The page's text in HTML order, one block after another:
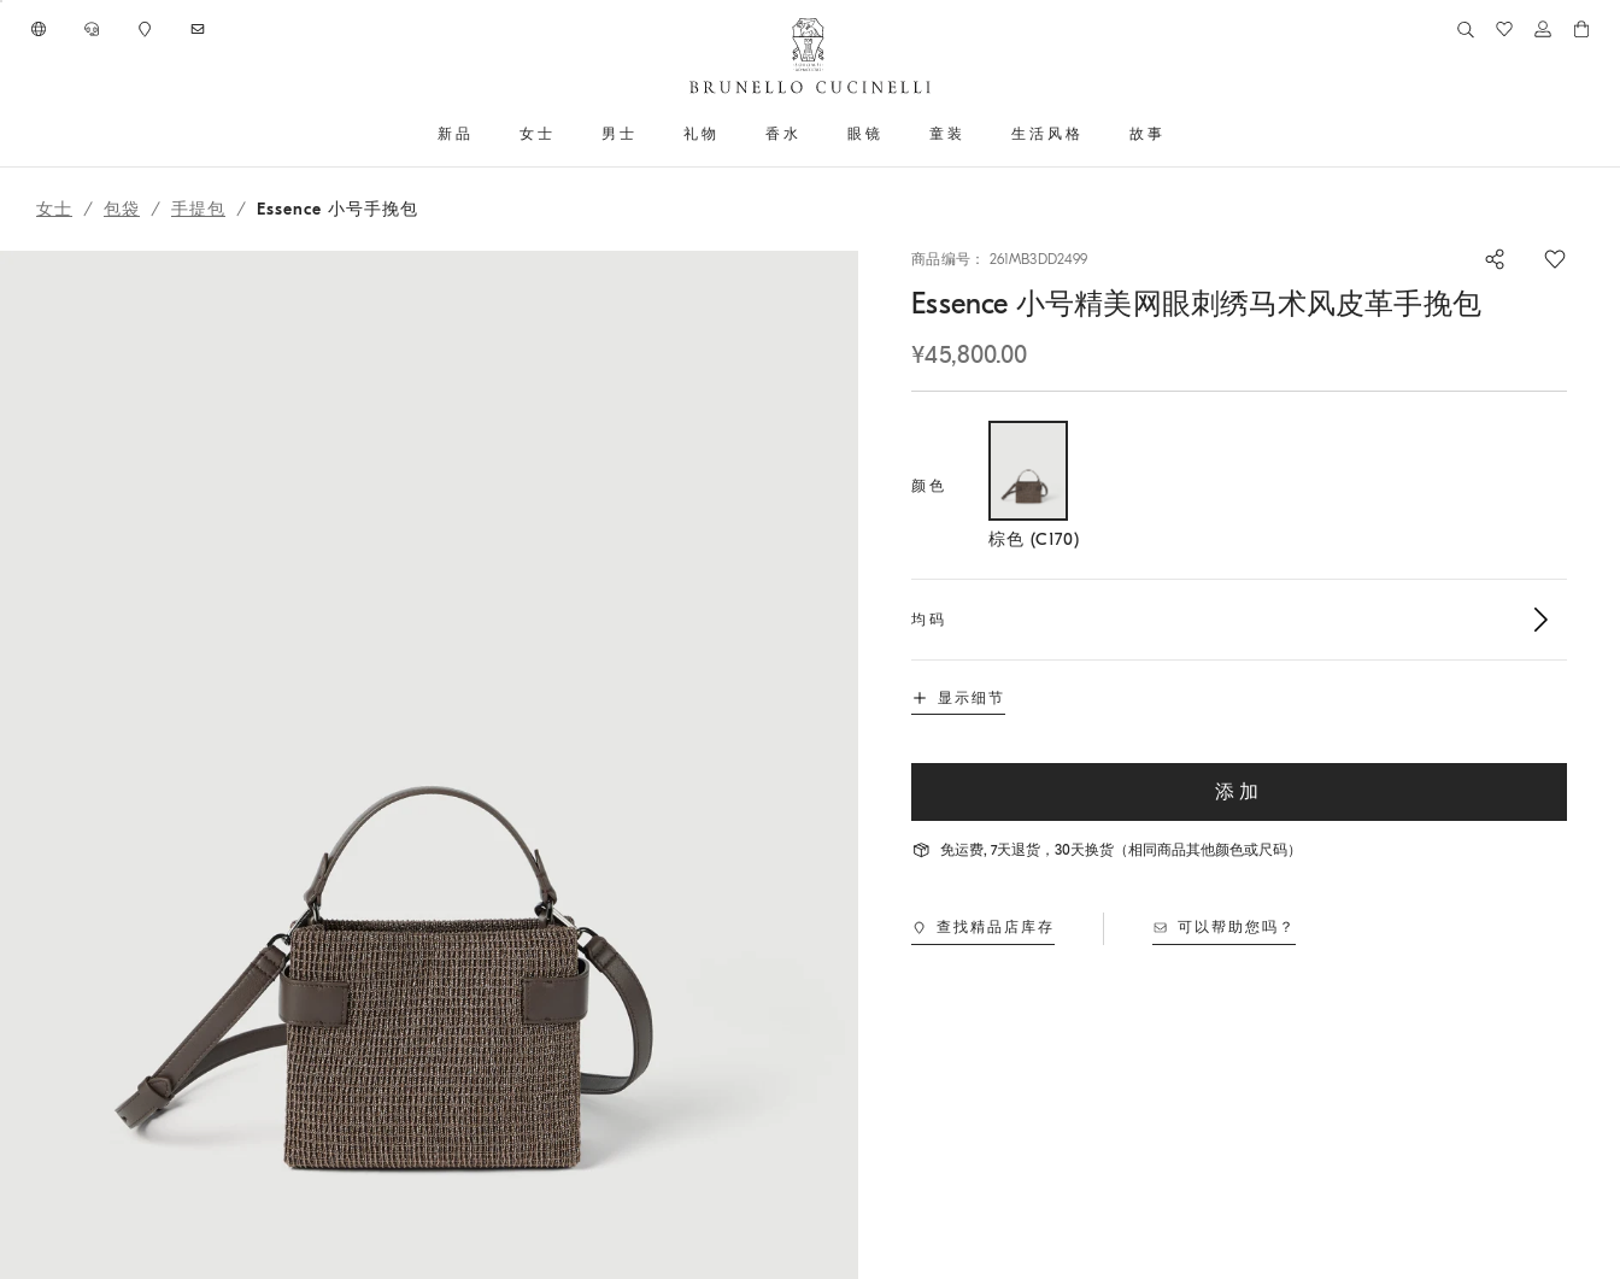
新品 女士 男士 礼物 香水 眼镜 童装 生活风格 故事
女士 包袋 手提包 Essence 小号手挽包
商品编号： 261MB3DD2499
Essence 小号精美网眼刺绣马术风皮革手挽包
¥45,800.00
颜色
选择的尺码
棕色 (C170)
均码
显示细节
添加
免运费, 7天退货，30天换货（相同商品其他颜色或尺码）
查找精品店库存 可以帮助您吗？